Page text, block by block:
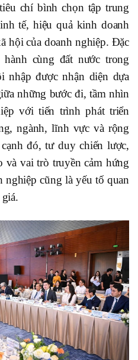
chí bình chọn tập trung
tế, hiệu quả kinh doanh
hội của doanh nghiệp. Đặc
cùng đất nước trong
được nhận diện dựa
những bước đi, tầm nhìn
với tiến trình phát triển
ngành, lĩnh vực và rộng
đó, tư duy chiến lược,
và vai trò truyền cảm hứng
nghiệp cũng là yếu tố quan